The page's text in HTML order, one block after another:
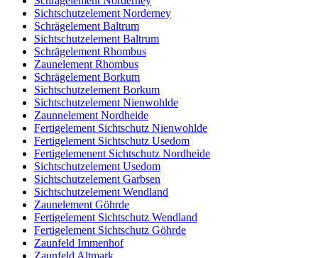
Sichtschutzelement Norderney
Schrägelement Baltrum
Sichtschutzelement Baltrum
Schrägelement Rhombus
Zaunelement Rhombus
Schrägelement Borkum
Sichtschutzelement Borkum
Sichtschutzelement Nienwohlde
Zaunnelement Nordheide
Fertigelement Sichtschutz Nienwohlde
Fertigelement Sichtschutz Usedom
Fertigelemenent Sichtschutz Nordheide
Sichtschutzelement Usedom
Sichtschutzelement Garbsen
Sichtschutzelement Wendland
Zaunelement Göhrde
Fertigelement Sichtschutz Wendland
Fertigelement Sichtschutz Göhrde
Zaunfeld Immenhof
Zaunfeld Altmark